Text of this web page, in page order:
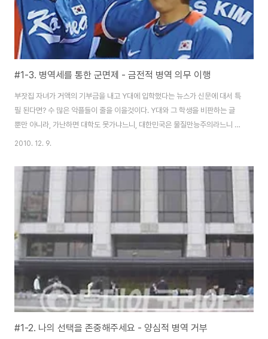
#1-3. 병역세를 통한 군면제 - 금전적 병역 의무 이행
부잣집 자녀가 거액의 기부금을 내고 Y대에 입학했다는 뉴스가 신문에 대서 특
필 된다면? 수 많은 악플들이 줄을 이을것이다. Y대와 그 학생을 비판하는 글
뿐만 아니라, 가난하면 대학도 못가냐느니, 대한민국은 물질만능주의라느니 라
고 하며 분노의 한탄글들이 쏟아질 것이다. 우리나라에서 기부제도란 매우 민
나 모든 국민에게 평등히 주어져야 한다고 하는 교육의 기회에서 우위점을 차
지해서는 안된다고 생각하기 때문이다. 기부금과 비슷한 맥락으로, 만약 병역
세로 병역의무를 대체할 수 있게 된다면 어떨까? 즉, 돈을 냄으로써 군대를 면
제받는것이다. 기부입학제도보다 더욱 많은 비판들이 나올 것이라는 건 불 보
듯 뻔하다. 반대측의 의견은 무엇인가? 이..
2010. 12. 9.
#1-2. 나의 선택을 존중해주세요 - 양심적 병역 거부